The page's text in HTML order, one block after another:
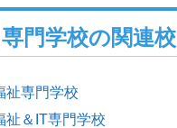
門学校の関連校
祉専門学校
祉＆IT専門学校